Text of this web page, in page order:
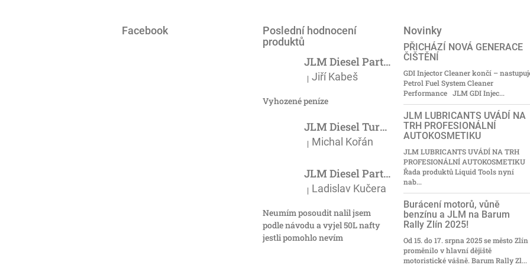
Facebook
Poslední hodnocení
produktů
JLM Diesel Particulate Filter Cleaner 375ml - účinný čistič DPF
Hodnocení produktu je 5 z 5 hvězdiček.
| Jiří Kabeš
Vyhozené peníze
JLM Diesel Turbo Cleaner 500ml - čistič turba
Hodnocení produktu je 5 z 5 hvězdiček.
| Michal Kořán
JLM Diesel Particulate Filter Cleaner 375ml - účinný čistič DPF
Hodnocení produktu je 3 z 5 hvězdiček.
| Ladislav Kučera
Neumím posoudit nalil jsem
podle návodu a vyjel 50L nafty
jestli pomohlo nevím
Novinky
PŘICHÁZÍ NOVÁ GENERACE
ČIŠTĚNÍ
GDI Injector Cleaner končí –
Petrol Fuel System Cleaner
Performance JLM GDI Injec...
JLM LUBRICANTS UVÁDÍ NA
TRH PROFESIONÁLNÍ
AUTOKOSMETIKU
JLM LUBRICANTS UVÁDÍ NA TRH
PROFESIONÁLNÍ AUTOKOSMETIKU
Řada produktů Liquid Tools nyní
nab...
Burácení motorů, vůně
benzínu a JLM na Barum
Rally Zlín 2025!
Od 15. do 17. srpna 2025 se město Zlín
proměnilo v hlavní dějiště
motoristické vášně. Barum Rally Zl...